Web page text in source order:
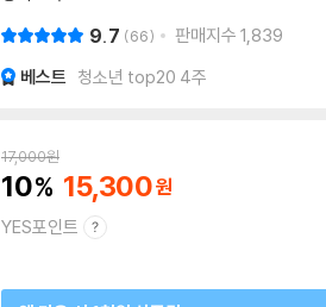
9.7 66 판매지수 1,839
베스트 청소년 top20 4주
17,000원
10 15,300
YES포인트